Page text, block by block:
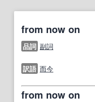
from now on
品詞 副詞
訳語 而今
from now on